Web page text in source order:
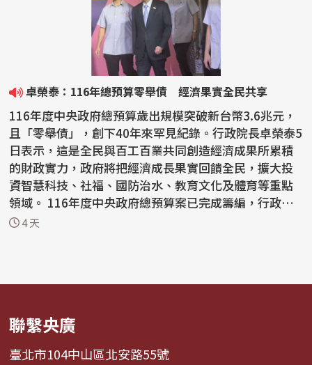
卓榮泰：116年總預算零舉債 經濟果實全民共享
116年度中央政府總預算歲出規模突破新台幣3.6兆元，
且「零舉債」，創下40年來罕見紀錄。行政院長卓榮泰5
日表示，這是全民與百工百業共同創造經濟成果所累積
的財政實力，政府將把經濟成長果實回饋全民，擴大投
資智慧科技、社福、國防治水、教育文化及體育等重點
領域。 116年度中央政府總預算案已完成籌編，行政院4
日下...
4 天
聯繫央廣
臺北市104中山區北安路55號